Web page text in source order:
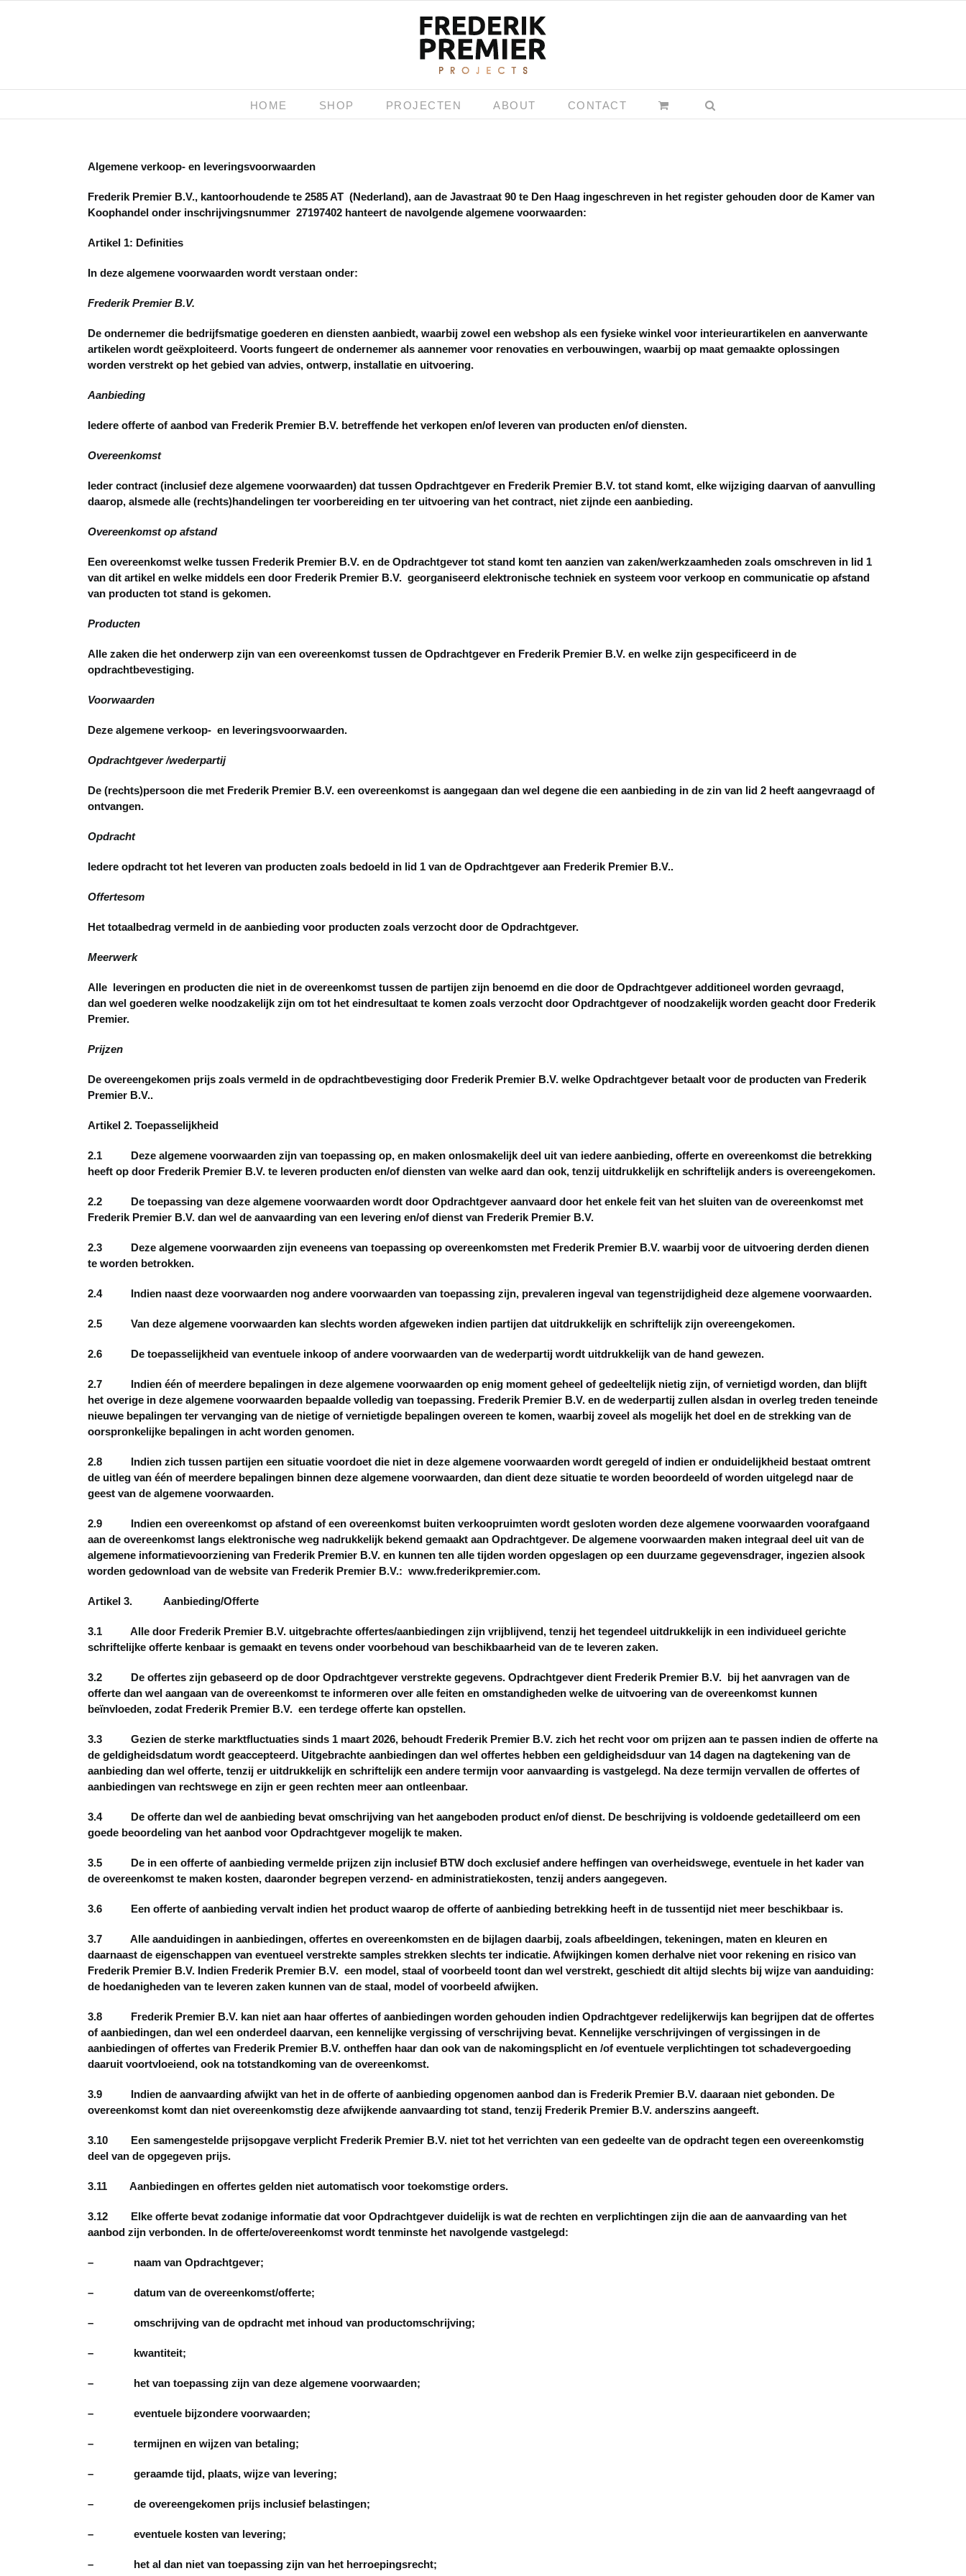
HOME SHOP PROJECTEN ABOUT CONTACT
Algemene verkoop- en leveringsvoorwaarden
Frederik Premier B.V., kantoorhoudende te 2585 AT (Nederland), aan de Javastraat 90 te Den Haag ingeschreven in het register gehouden door de Kamer van
Koophandel onder inschrijvingsnummer 27197402 hanteert de navolgende algemene voorwaarden:
Artikel 1: Definities
In deze algemene voorwaarden wordt verstaan onder:
Frederik Premier B.V.
De ondernemer die bedrijfsmatige goederen en diensten aanbiedt, waarbij zowel een webshop als een fysieke winkel voor interieurartikelen en aanverwante
artikelen wordt geëxploiteerd. Voorts fungeert de ondernemer als aannemer voor renovaties en verbouwingen, waarbij op maat gemaakte oplossingen
worden verstrekt op het gebied van advies, ontwerp, installatie en uitvoering.
Aanbieding
Iedere offerte of aanbod van Frederik Premier B.V. betreffende het verkopen en/of leveren van producten en/of diensten.
Overeenkomst
Ieder contract (inclusief deze algemene voorwaarden) dat tussen Opdrachtgever en Frederik Premier B.V. tot stand komt, elke wijziging daarvan of aanvulling
daarop, alsmede alle (rechts)handelingen ter voorbereiding en ter uitvoering van het contract, niet zijnde een aanbieding.
Overeenkomst op afstand
Een overeenkomst welke tussen Frederik Premier B.V. en de Opdrachtgever tot stand komt ten aanzien van zaken/werkzaamheden zoals omschreven in lid 1
van dit artikel en welke middels een door Frederik Premier B.V. georganiseerd elektronische techniek en systeem voor verkoop en communicatie op afstand
van producten tot stand is gekomen.
Producten
Alle zaken die het onderwerp zijn van een overeenkomst tussen de Opdrachtgever en Frederik Premier B.V. en welke zijn gespecificeerd in de
opdrachtbevestiging.
Voorwaarden
Deze algemene verkoop- en leveringsvoorwaarden.
Opdrachtgever /wederpartij
De (rechts)persoon die met Frederik Premier B.V. een overeenkomst is aangegaan dan wel degene die een aanbieding in de zin van lid 2 heeft aangevraagd of
ontvangen.
Opdracht
Iedere opdracht tot het leveren van producten zoals bedoeld in lid 1 van de Opdrachtgever aan Frederik Premier B.V..
Offertesom
Het totaalbedrag vermeld in de aanbieding voor producten zoals verzocht door de Opdrachtgever.
Meerwerk
Alle leveringen en producten die niet in de overeenkomst tussen de partijen zijn benoemd en die door de Opdrachtgever additioneel worden gevraagd,
dan wel goederen welke noodzakelijk zijn om tot het eindresultaat te komen zoals verzocht door Opdrachtgever of noodzakelijk worden geacht door Frederik
Premier.
Prijzen
De overeengekomen prijs zoals vermeld in de opdrachtbevestiging door Frederik Premier B.V. welke Opdrachtgever betaalt voor de producten van Frederik
Premier B.V..
Artikel 2. Toepasselijkheid
2.1 Deze algemene voorwaarden zijn van toepassing op, en maken onlosmakelijk deel uit van iedere aanbieding, offerte en overeenkomst die betrekking
heeft op door Frederik Premier B.V. te leveren producten en/of diensten van welke aard dan ook, tenzij uitdrukkelijk en schriftelijk anders is overeengekomen.
2.2 De toepassing van deze algemene voorwaarden wordt door Opdrachtgever aanvaard door het enkele feit van het sluiten van de overeenkomst met
Frederik Premier B.V. dan wel de aanvaarding van een levering en/of dienst van Frederik Premier B.V.
2.3 Deze algemene voorwaarden zijn eveneens van toepassing op overeenkomsten met Frederik Premier B.V. waarbij voor de uitvoering derden dienen
te worden betrokken.
2.4 Indien naast deze voorwaarden nog andere voorwaarden van toepassing zijn, prevaleren ingeval van tegenstrijdigheid deze algemene voorwaarden.
2.5 Van deze algemene voorwaarden kan slechts worden afgeweken indien partijen dat uitdrukkelijk en schriftelijk zijn overeengekomen.
2.6 De toepasselijkheid van eventuele inkoop of andere voorwaarden van de wederpartij wordt uitdrukkelijk van de hand gewezen.
2.7 Indien één of meerdere bepalingen in deze algemene voorwaarden op enig moment geheel of gedeeltelijk nietig zijn, of vernietigd worden, dan blijft
het overige in deze algemene voorwaarden bepaalde volledig van toepassing. Frederik Premier B.V. en de wederpartij zullen alsdan in overleg treden teneinde
nieuwe bepalingen ter vervanging van de nietige of vernietigde bepalingen overeen te komen, waarbij zoveel als mogelijk het doel en de strekking van de
oorspronkelijke bepalingen in acht worden genomen.
2.8 Indien zich tussen partijen een situatie voordoet die niet in deze algemene voorwaarden wordt geregeld of indien er onduidelijkheid bestaat omtrent
de uitleg van één of meerdere bepalingen binnen deze algemene voorwaarden, dan dient deze situatie te worden beoordeeld of worden uitgelegd naar de
geest van de algemene voorwaarden.
2.9 Indien een overeenkomst op afstand of een overeenkomst buiten verkoopruimten wordt gesloten worden deze algemene voorwaarden voorafgaand
aan de overeenkomst langs elektronische weg nadrukkelijk bekend gemaakt aan Opdrachtgever. De algemene voorwaarden maken integraal deel uit van de
algemene informatievoorziening van Frederik Premier B.V. en kunnen ten alle tijden worden opgeslagen op een duurzame gegevensdrager, ingezien alsook
worden gedownload van de website van Frederik Premier B.V.: www.frederikpremier.com.
Artikel 3. Aanbieding/Offerte
3.1 Alle door Frederik Premier B.V. uitgebrachte offertes/aanbiedingen zijn vrijblijvend, tenzij het tegendeel uitdrukkelijk in een individueel gerichte
schriftelijke offerte kenbaar is gemaakt en tevens onder voorbehoud van beschikbaarheid van de te leveren zaken.
3.2 De offertes zijn gebaseerd op de door Opdrachtgever verstrekte gegevens. Opdrachtgever dient Frederik Premier B.V. bij het aanvragen van de
offerte dan wel aangaan van de overeenkomst te informeren over alle feiten en omstandigheden welke de uitvoering van de overeenkomst kunnen
beïnvloeden, zodat Frederik Premier B.V. een terdege offerte kan opstellen.
3.3 Gezien de sterke marktfluctuaties sinds 1 maart 2026, behoudt Frederik Premier B.V. zich het recht voor om prijzen aan te passen indien de offerte na
de geldigheidsdatum wordt geaccepteerd. Uitgebrachte aanbiedingen dan wel offertes hebben een geldigheidsduur van 14 dagen na dagtekening van de
aanbieding dan wel offerte, tenzij er uitdrukkelijk en schriftelijk een andere termijn voor aanvaarding is vastgelegd. Na deze termijn vervallen de offertes of
aanbiedingen van rechtswege en zijn er geen rechten meer aan ontleenbaar.
3.4 De offerte dan wel de aanbieding bevat omschrijving van het aangeboden product en/of dienst. De beschrijving is voldoende gedetailleerd om een
goede beoordeling van het aanbod voor Opdrachtgever mogelijk te maken.
3.5 De in een offerte of aanbieding vermelde prijzen zijn inclusief BTW doch exclusief andere heffingen van overheidswege, eventuele in het kader van
de overeenkomst te maken kosten, daaronder begrepen verzend- en administratiekosten, tenzij anders aangegeven.
3.6 Een offerte of aanbieding vervalt indien het product waarop de offerte of aanbieding betrekking heeft in de tussentijd niet meer beschikbaar is.
3.7 Alle aanduidingen in aanbiedingen, offertes en overeenkomsten en de bijlagen daarbij, zoals afbeeldingen, tekeningen, maten en kleuren en
daarnaast de eigenschappen van eventueel verstrekte samples strekken slechts ter indicatie. Afwijkingen komen derhalve niet voor rekening en risico van
Frederik Premier B.V. Indien Frederik Premier B.V. een model, staal of voorbeeld toont dan wel verstrekt, geschiedt dit altijd slechts bij wijze van aanduiding:
de hoedanigheden van te leveren zaken kunnen van de staal, model of voorbeeld afwijken.
3.8 Frederik Premier B.V. kan niet aan haar offertes of aanbiedingen worden gehouden indien Opdrachtgever redelijkerwijs kan begrijpen dat de offertes
of aanbiedingen, dan wel een onderdeel daarvan, een kennelijke vergissing of verschrijving bevat. Kennelijke verschrijvingen of vergissingen in de
aanbiedingen of offertes van Frederik Premier B.V. ontheffen haar dan ook van de nakomingsplicht en /of eventuele verplichtingen tot schadevergoeding
daaruit voortvloeiend, ook na totstandkoming van de overeenkomst.
3.9 Indien de aanvaarding afwijkt van het in de offerte of aanbieding opgenomen aanbod dan is Frederik Premier B.V. daaraan niet gebonden. De
overeenkomst komt dan niet overeenkomstig deze afwijkende aanvaarding tot stand, tenzij Frederik Premier B.V. anderszins aangeeft.
3.10 Een samengestelde prijsopgave verplicht Frederik Premier B.V. niet tot het verrichten van een gedeelte van de opdracht tegen een overeenkomstig
deel van de opgegeven prijs.
3.11 Aanbiedingen en offertes gelden niet automatisch voor toekomstige orders.
3.12 Elke offerte bevat zodanige informatie dat voor Opdrachtgever duidelijk is wat de rechten en verplichtingen zijn die aan de aanvaarding van het
aanbod zijn verbonden. In de offerte/overeenkomst wordt tenminste het navolgende vastgelegd:
– naam van Opdrachtgever;
– datum van de overeenkomst/offerte;
– omschrijving van de opdracht met inhoud van productomschrijving;
– kwantiteit;
– het van toepassing zijn van deze algemene voorwaarden;
– eventuele bijzondere voorwaarden;
– termijnen en wijzen van betaling;
– geraamde tijd, plaats, wijze van levering;
– de overeengekomen prijs inclusief belastingen;
– eventuele kosten van levering;
– het al dan niet van toepassing zijn van het herroepingsrecht;